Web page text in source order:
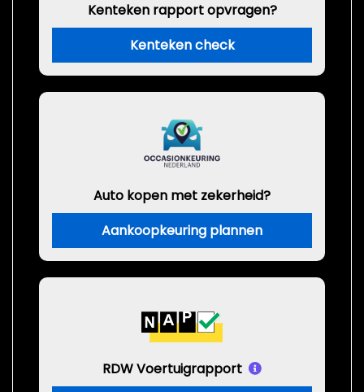
Kenteken rapport opvragen?
Kenteken check
Auto kopen met zekerheid?
Aankoopkeuring plannen
RDW Voertuigrapport